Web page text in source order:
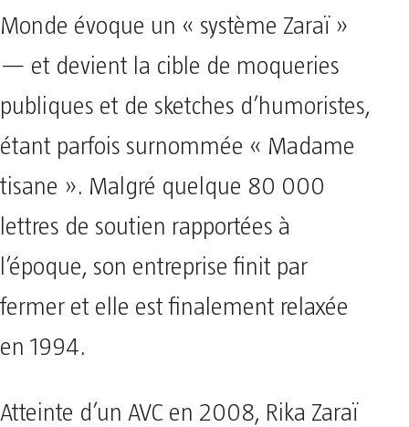
Monde évoque un « système Zaraï »
— et devient la cible de moqueries
publiques et de sketches d’humoristes,
étant parfois surnommée « Madame
tisane ». Malgré quelque 80 000
lettres de soutien rapportées à
l’époque, son entreprise finit par
fermer et elle est finalement relaxée
en 1994.
Atteinte d’un AVC en 2008, Rika Zaraï